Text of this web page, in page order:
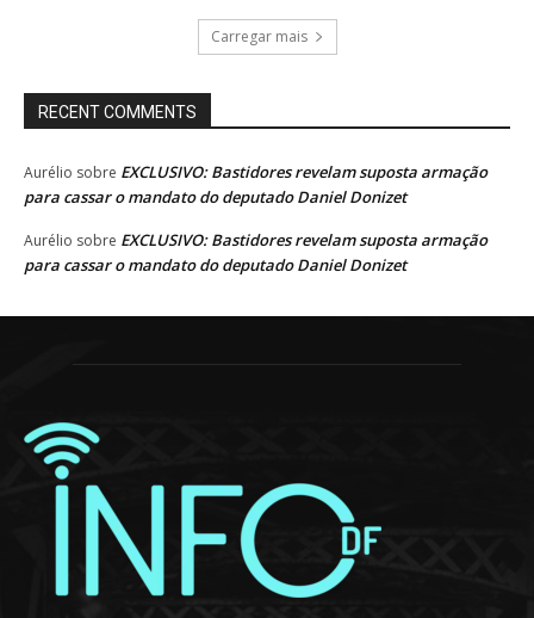
Carregar mais
RECENT COMMENTS
Aurélio sobre EXCLUSIVO: Bastidores revelam suposta armação
para cassar o mandato do deputado Daniel Donizet
Aurélio sobre EXCLUSIVO: Bastidores revelam suposta armação
para cassar o mandato do deputado Daniel Donizet